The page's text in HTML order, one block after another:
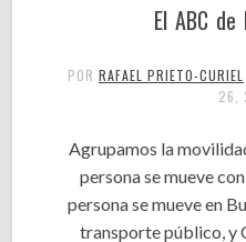
El ABC
POR RAFAEL PRIETO-CURIEL
26,
Agrupamos la
persona se mueve
persona se mueve en
transporte público, y